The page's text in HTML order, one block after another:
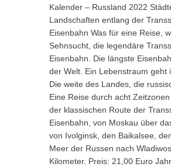
Kalender – Russland 2022
Landschaften entlang der
Eisenbahn Was für eine Reise,
Sehnsucht, die legendäre
Eisenbahn. Die längste
der Welt. Ein Lebenstraum geht
Die weite des Landes, die
Eine Reise durch acht
der klassischen Route der
Eisenbahn, von Moskau über
von Ivolginsk, den Baikalsee,
Meer der Russen nach
Kilometer. Preis: 21,00 Euro